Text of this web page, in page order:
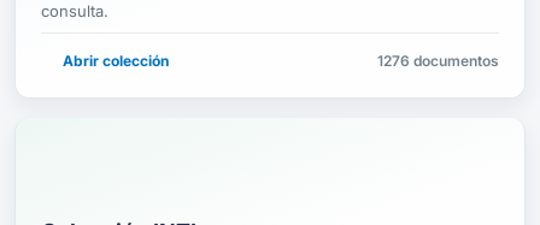
consulta.
Abrir colección 1276 documentos